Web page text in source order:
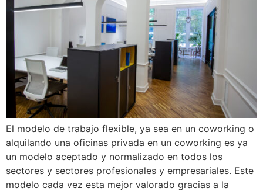
El modelo de trabajo flexible, ya sea en un coworking o
alquilando una oficinas privada en un coworking es ya
un modelo aceptado y normalizado en todos los
sectores y sectores profesionales y empresariales. Este
modelo cada vez esta mejor valorado gracias a la